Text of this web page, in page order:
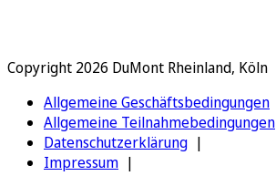
Copyright 2026 DuMont Rheinland, Köln
Allgemeine Geschäftsbedingungen
Allgemeine Teilnahmebedingungen
Datenschutzerklärung
Impressum